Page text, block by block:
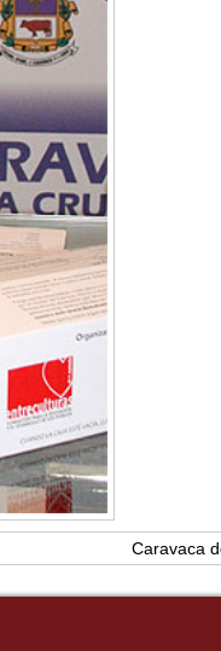
Caravaca